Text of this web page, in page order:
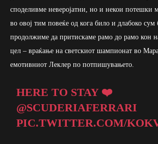
споделивме неверојатни, но и некои потешки
во овој тим повеќе од кога било и длабоко сум
продолжиме да притискаме рамо до рамо кон
цел – враќање на светскиот шампионат во
емотивниот Леклер по потпишувањето.
HERE TO STAY ❤️
@SCUDERIAFERRARI
PIC.TWITTER.COM/